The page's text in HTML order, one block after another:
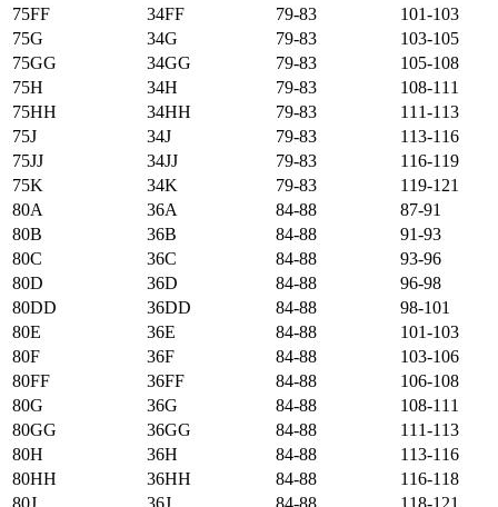
75FF
34FF 79-83
101-103
75G
34G 79-83
103-105
75GG
34GG 79-83
105-108
75H
34H 79-83
108-111
75HH
34HH 79-83
111-113
75J
34J 79-83
113-116
75JJ
34JJ 79-83
116-119
75K
34K 79-83
119-121
80А
36А 84-88
87-91
80B
36B 84-88
91-93
80C
36C 84-88
93-96
80D
36D 84-88
96-98
80DD
36DD 84-88
98-101
80E
36E 84-88
101-103
80F
36F 84-88
103-106
80FF
36FF 84-88
106-108
80G
36G 84-88
108-111
80GG
36GG 84-88
111-113
80H
36H 84-88
113-116
80HH
36HH 84-88
116-118
80J
36J 84-88
118-121